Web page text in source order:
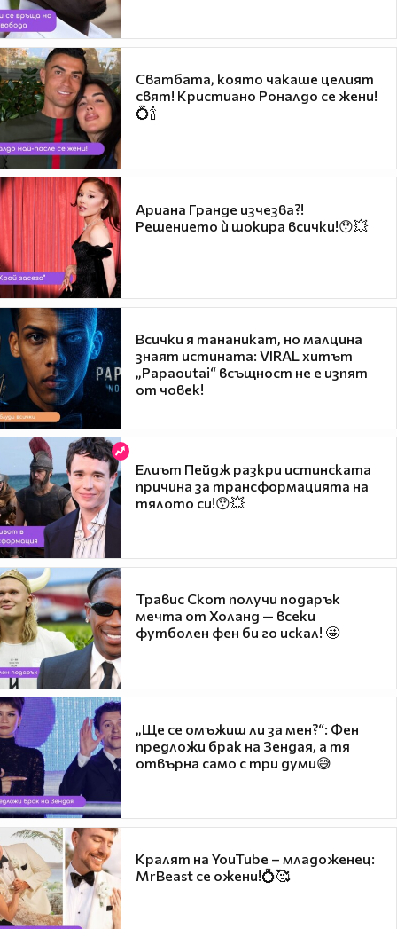
Сватбата, която чакаше целият
свят! Кристиано Роналдо се жени!
💍🍾
Ариана Гранде изчезва?!
Решението ѝ шокира всички!😯💥
Всички я тананикат, но малцина
знаят истината: VIRAL хитът
„Papaoutai“ всъщност не е изпят
от човек!
Елиът Пейдж разкри истинската
причина за трансформацията на
тялото си!😯💥
Травис Скот получи подарък
мечта от Холанд — всеки
футболен фен би го искал! 🤩
„Ще се омъжиш ли за мен?“: Фен
предложи брак на Зендая, а тя
отвърна само с три думи😅
Кралят на YouTube – младоженец:
MrBeast се ожени!💍🥰